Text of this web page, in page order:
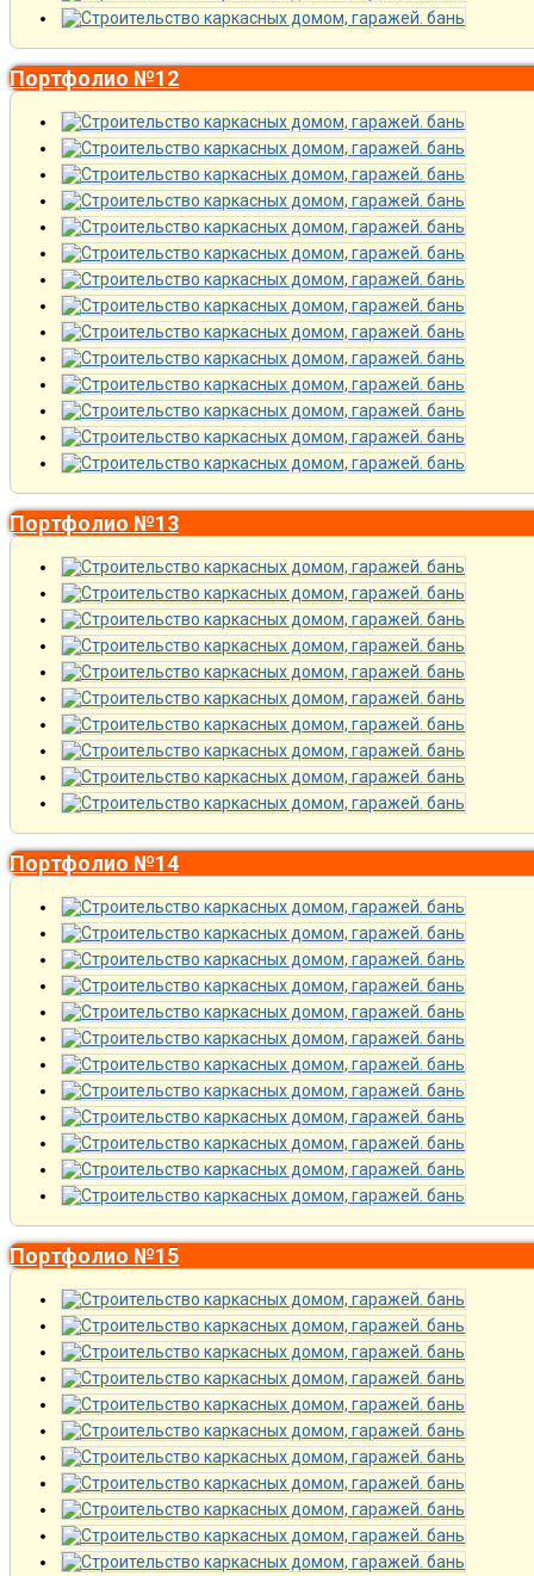
Портфолио №12
Портфолио №13
Портфолио №14
Портфолио №15